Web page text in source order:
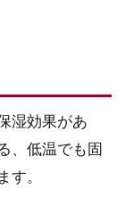
湿効果があ
、低温でも固
す。